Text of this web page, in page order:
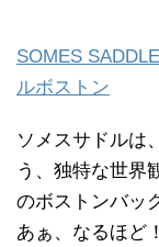
SOMES
ルボストン
ソメスサドルは
う、独特な世界
のボストンバッ
あぁ、なるほど